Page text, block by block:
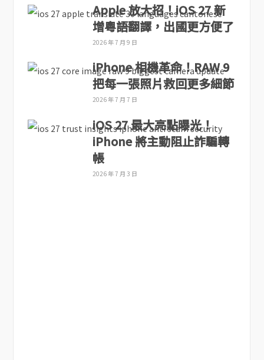
Apple 放大招！iOS 27 新
增粵語翻譯，出國更方便了
2026 年 7 月 9 日
iPhone 相機革命！RAW 9
把每一張照片救回更多細節
2026 年 7 月 7 日
iOS 27 最大亮點曝光！
iPhone 將主動阻止詐騙轉
帳
2026 年 7 月 3 日